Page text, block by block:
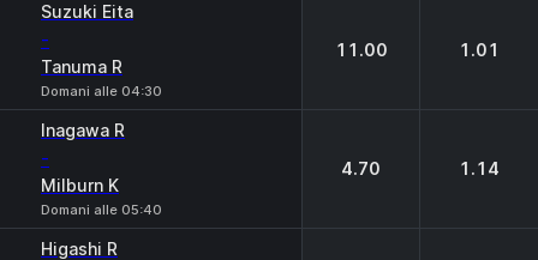
Suzuki Eita
-
Tanuma R
Domani alle 04:30
11.00 1.01
Inagawa R
-
Milburn K
Domani alle 05:40
4.70 1.14
Higashi R